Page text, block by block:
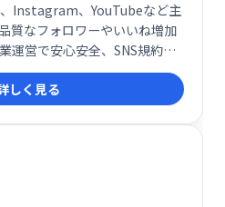
Instagram、YouTubeなど主
質なフォロワーやいいね増加
運営で安心安全、SNS規約を
ント凍結の心配もありませ
に注文でき、自然なフォロワ
のエンゲージメントを高めら
スで、集客アップを目指しま
しく見る